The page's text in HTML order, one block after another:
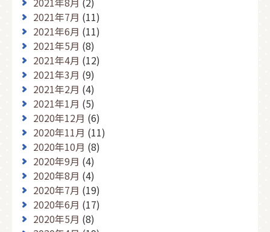
2021年7月 (11)
2021年6月 (11)
2021年5月 (8)
2021年4月 (12)
2021年3月 (9)
2021年2月 (4)
2021年1月 (5)
2020年12月 (6)
2020年11月 (11)
2020年10月 (8)
2020年9月 (4)
2020年8月 (4)
2020年7月 (19)
2020年6月 (17)
2020年5月 (8)